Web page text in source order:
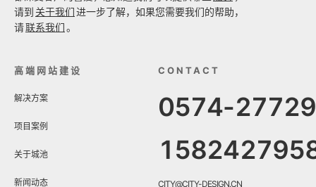
请到 关于我们进一步了解，如果您需要我们的帮助，
请联系我们。
高端网站建设
解决方案
项目案例
关于城池
新闻动态
CONTACT
0574-
CITY@CITY-DESIGN.CN